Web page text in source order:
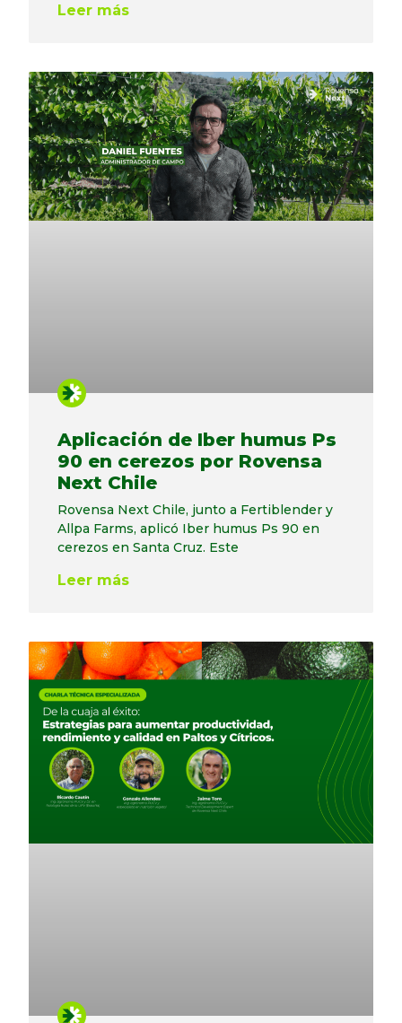
Leer más
Aplicación de Iber humus Ps
90 en cerezos por Rovensa
Next Chile
Rovensa Next Chile, junto a Fertiblender y
Allpa Farms, aplicó Iber humus Ps 90 en
cerezos en Santa Cruz. Este
Leer más